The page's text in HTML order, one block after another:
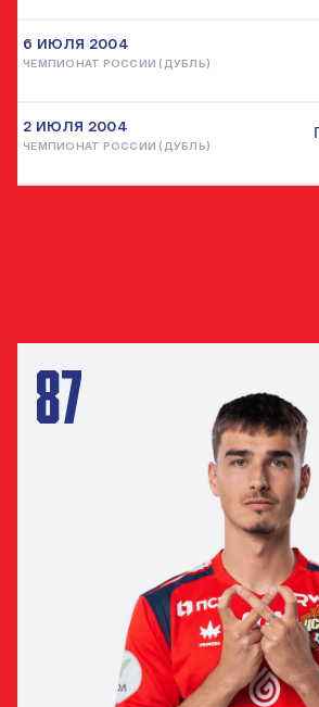
6 ИЮЛЯ 2004
ЧЕМПИОНАТ РОССИИ (ДУБЛЬ)
2 ИЮЛЯ 2004
ЧЕМПИОНАТ РОССИИ (ДУБЛЬ)
87